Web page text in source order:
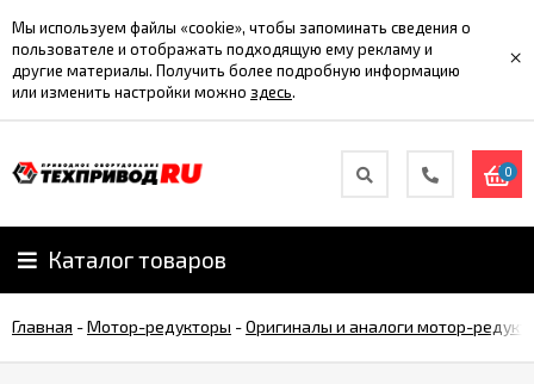
Мы используем файлы «cookie», чтобы запоминать сведения о
пользователе и отображать подходящую ему рекламу и
другие материалы. Получить более подробную информацию
или изменить настройки можно здесь.
×
0
Каталог товаров
Главная -Мотор-редукторы -Оригиналы и аналоги мотор-